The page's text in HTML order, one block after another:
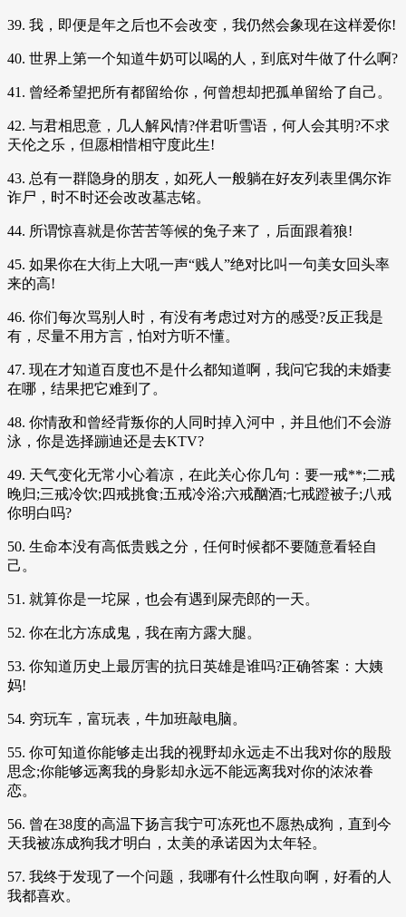
39. 我，即便是年之后也不会改变，我仍然会象现在这样爱你!
40. 世界上第一个知道牛奶可以喝的人，到底对牛做了什么啊?
41. 曾经希望把所有都留给你，何曾想却把孤单留给了自己。
42. 与君相思意，几人解风情?伴君听雪语，何人会其明?不求
天伦之乐，但愿相惜相守度此生!
43. 总有一群隐身的朋友，如死人一般躺在好友列表里偶尔诈
诈尸，时不时还会改改墓志铭。
44. 所谓惊喜就是你苦苦等候的兔子来了，后面跟着狼!
45. 如果你在大街上大吼一声“贱人”绝对比叫一句美女回头率
来的高!
46. 你们每次骂别人时，有没有考虑过对方的感受?反正我是
有，尽量不用方言，怕对方听不懂。
47. 现在才知道百度也不是什么都知道啊，我问它我的未婚妻
在哪，结果把它难到了。
48. 你情敌和曾经背叛你的人同时掉入河中，并且他们不会游
泳，你是选择蹦迪还是去KTV?
49. 天气变化无常小心着凉，在此关心你几句：要一戒**;二戒
晚归;三戒冷饮;四戒挑食;五戒冷浴;六戒酗酒;七戒蹬被子;八戒
你明白吗?
50. 生命本没有高低贵贱之分，任何时候都不要随意看轻自
己。
51. 就算你是一坨屎，也会有遇到屎壳郎的一天。
52. 你在北方冻成鬼，我在南方露大腿。
53. 你知道历史上最厉害的抗日英雄是谁吗?正确答案：大姨
妈!
54. 穷玩车，富玩表，牛加班敲电脑。
55. 你可知道你能够走出我的视野却永远走不出我对你的殷殷
思念;你能够远离我的身影却永远不能远离我对你的浓浓眷
恋。
56. 曾在38度的高温下扬言我宁可冻死也不愿热成狗，直到今
天我被冻成狗我才明白，太美的承诺因为太年轻。
57. 我终于发现了一个问题，我哪有什么性取向啊，好看的人
我都喜欢。